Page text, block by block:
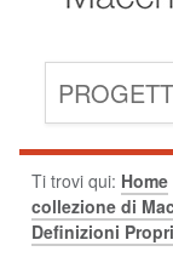
Ti trovi qui: Home
collezione di
Definizioni